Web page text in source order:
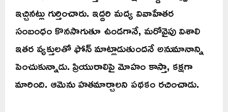
ఇచ్చినట్లు గుర్తించారు. ఇద్దరి మద్య వివాహేతర
సంబంధం కొనసాగుతూ ఉండగానే, మరోవైపు విశాలి
ఇతర వ్యక్తులతో ఫోన్ మాట్లాడుతుందనే అనుమానాన్ని
పెంచుకున్నాడు. ప్రియురాలిపై మోహం కాస్తా, కక్షగా
మారింది. ఆమెను హతమార్చాలని పథకం రచించాడు.